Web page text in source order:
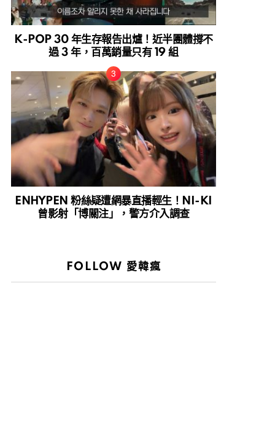
K-POP 30 年生存報告出爐！近半團體撐不
過 3 年，百萬銷量只有 19 組
ENHYPEN 粉絲疑遭網暴直播輕生！NI-KI
曾影射「博關注」，警方介入調查
FOLLOW 愛韓瘋